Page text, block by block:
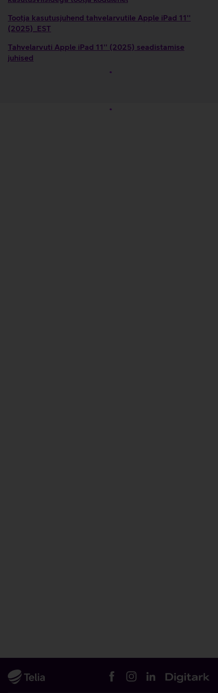
Tootja kasutusjuhend tahvelarvutile Apple iPad 11''
(2025)_EST
Tahvelarvuti Apple iPad 11'' (2025) seadistamise
juhised